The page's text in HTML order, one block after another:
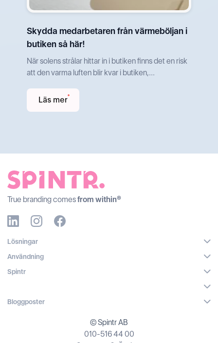
Skydda medarbetaren från värmeböljan i
butiken så här!
När solens strålar hittar in i butiken finns det en risk
att den varma luften blir kvar i butiken,...
Läs mer
True branding comesfrom within®
Lösningar
Användning
Spintr
Bloggposter
© Spintr AB
010-516 44 00